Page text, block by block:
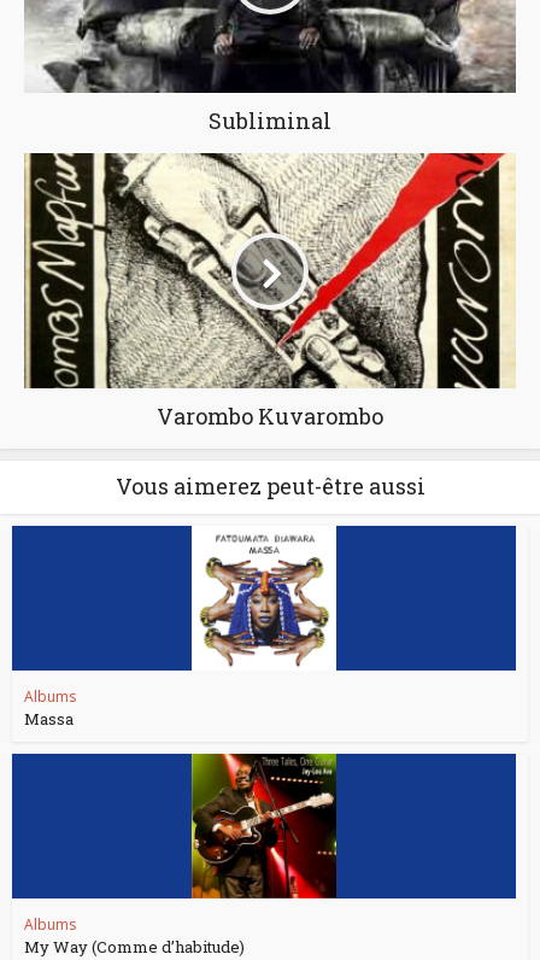
Subliminal
Varombo Kuvarombo
Vous aimerez peut-être aussi
Albums
Massa
Albums
My Way (Comme d’habitude)